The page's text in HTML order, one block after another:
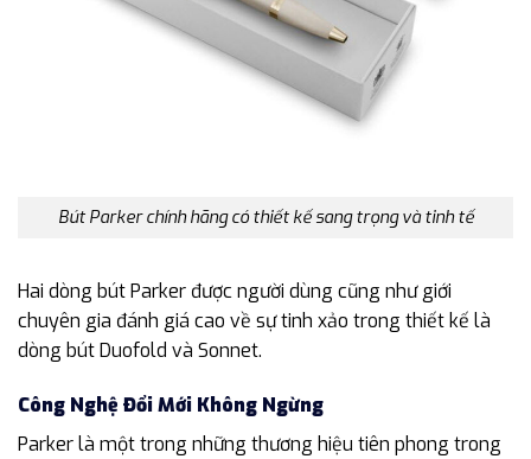
Bút Parker chính hãng có thiết kế sang trọng và tinh tế
Hai dòng bút Parker được người dùng cũng như giới
chuyên gia đánh giá cao về sự tinh xảo trong thiết kế là
dòng bút Duofold và Sonnet.
Công Nghệ Đổi Mới Không Ngừng
Parker là một trong những thương hiệu tiên phong trong